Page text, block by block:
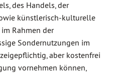
des Handels, der
künstlerisch-kulturelle
Rahmen der
Sondernutzungen im
aber kostenfrei
vornehmen können,